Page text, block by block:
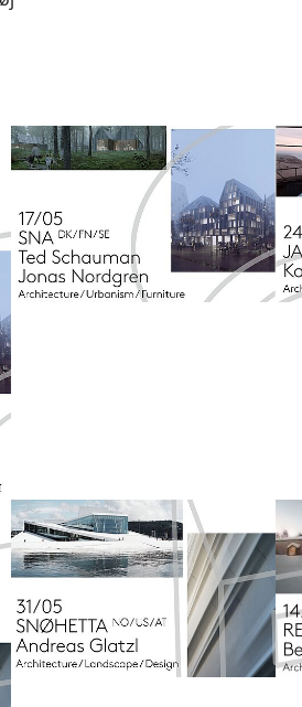
Show larger version
Show larger version